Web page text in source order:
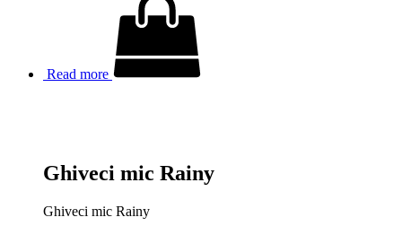
Read more
Ghiveci mic Rainy
Ghiveci mic Rainy